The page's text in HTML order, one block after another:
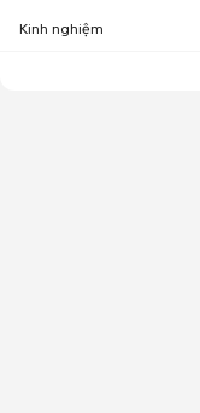
Kinh nghiệm